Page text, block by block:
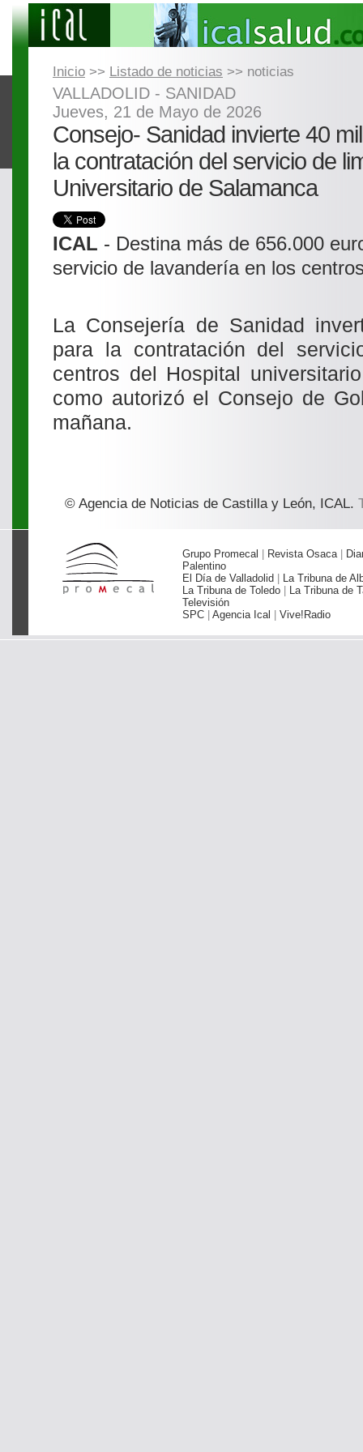
Inicio >> Listado de noticias >> noticias
VALLADOLID - SANIDAD
Jueves, 21 de Mayo de 2026
Consejo- Sanidad invierte 40
la contratación del servicio de
Universitario de Salamanca
ICAL - Destina más de 656.000
servicio de lavandería en los
La Consejería de Sanidad
para la contratación del
centros del Hospital
como autorizó el Consejo de
mañana.
© Agencia de Noticias de Castilla y León, ICAL.
Grupo Promecal Revista Osaca
Palentino
El Día de Valladolid
La Tribuna de
La Tribuna de Toledo
La Tribuna de
Televisión
SPC
Agencia Ical Vive!Radio